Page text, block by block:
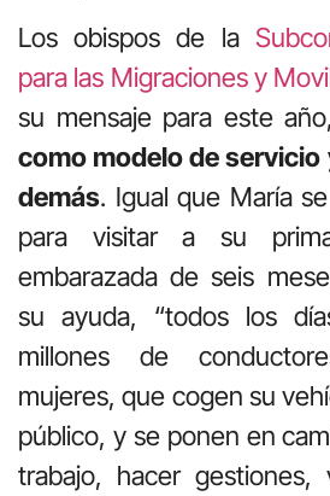
Los obispos de la
para las Migraciones y
su mensaje para este
como modelo de servicio
demás. Igual que María
para visitar a su
embarazada de seis
su ayuda, “todos los
millones de
mujeres, que cogen su
público, y se ponen en
trabajo, hacer gestiones,